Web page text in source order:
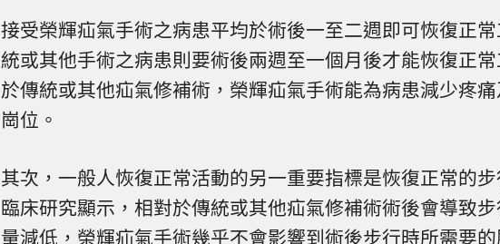
接受榮輝疝氣手術之病患平均於術後一至二週即可恢復正
統或其他手術之病患則要術後兩週至一個月後才能恢復正
於傳統或其他疝氣修補術，榮輝疝氣手術能為病患減少疼
崗位。
其次，一般人恢復正常活動的另一重要指標是恢復正常的
臨床研究顯示，相對於傳統或其他疝氣修補術術後會導致
量減低，榮輝疝氣手術幾乎不會影響到術後步行時所需要的